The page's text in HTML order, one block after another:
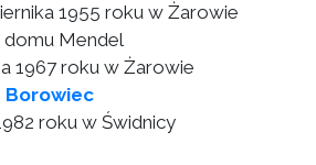
1955 roku w Żarowie
domu Mendel
1967 roku w Żarowie
Borowiec
roku w Świdnicy